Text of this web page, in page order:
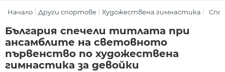
Начало Други спортове Художествена гимнастика
България спечели титлата при
ансамблите на световното
първенство по художествена
гимнастика за девойки